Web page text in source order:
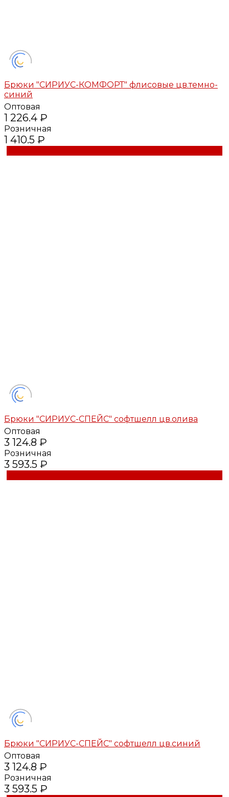
Брюки "СИРИУС-КОМФОРТ" флисовые цв.темно-
синий
Оптовая
1 226.4 ₽
Розничная
1 410.5 ₽
Брюки "СИРИУС-СПЕЙС" софтшелл цв.олива
Оптовая
3 124.8 ₽
Розничная
3 593.5 ₽
Брюки "СИРИУС-СПЕЙС" софтшелл цв.синий
Оптовая
3 124.8 ₽
Розничная
3 593.5 ₽